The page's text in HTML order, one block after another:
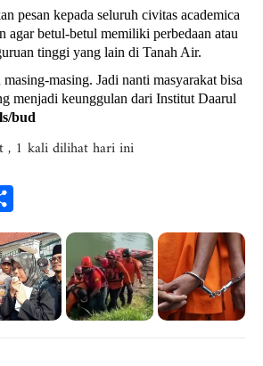
pesan kepada seluruh civitas academica
agar betul-betul memiliki perbedaan atau
tinggi yang lain di Tanah Air.
masing. Jadi nanti masyarakat bisa
menjadi keunggulan dari Institut Daarul
bud
, 1 kali dilihat hari ini
a
r
e